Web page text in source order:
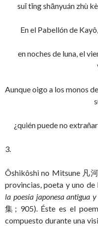
suī tīng shānyuán zhù
En el Pabellón de
en noches de luna, el
Aunque oigo a los monos
¿quién puede no
3.
Ôshikôshi no Mitsune 凡
provincias, poeta y uno
la poesía japonesa antigua
集; 905). Éste es el
compuesto durante una